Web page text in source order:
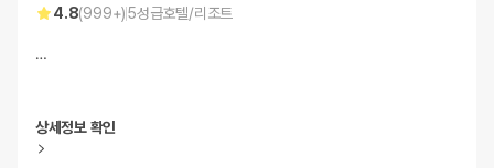
4.8(999+)5성급호텔/리조트
…
상세정보 확인